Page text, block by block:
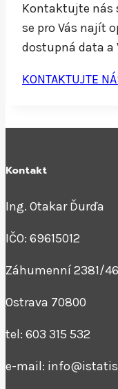
Kontaktujte nás
se pro Vás najít
dostupná data a
KONTAKTUJTE
Kontakt
Ing. Otakar Ďurďa
IČO: 69615012
Záhumenní 2381/46
Ostrava 70800
tel: 603 315 532
e-mail: